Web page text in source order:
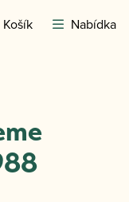
Košík Nabídka